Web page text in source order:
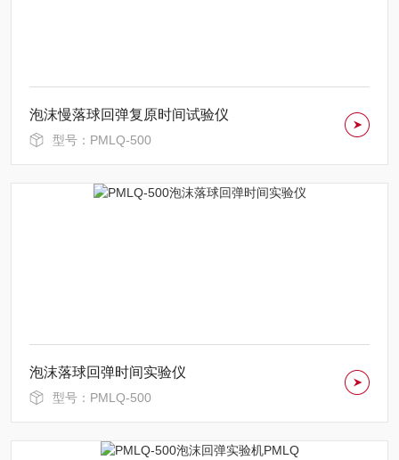
泡沫慢落球回弹复原时间试验仪
型号：PMLQ-500
泡沫落球回弹时间实验仪
型号：PMLQ-500